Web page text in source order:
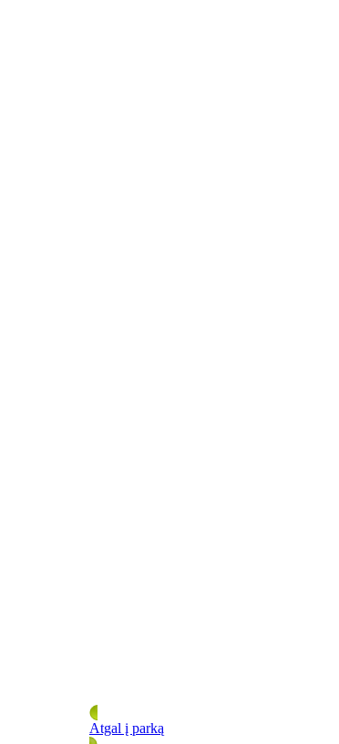
Atgal į parką